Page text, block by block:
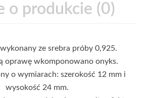
o produkcie (0)
ze srebra próby 0,925.
oprawę wkomponowano onyks.
o wymiarach: szerokość 12 mm i
wysokość 24 mm.